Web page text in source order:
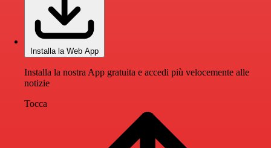
Installa la Web App
Installa la nostra App gratuita e accedi più velocemente alle
notizie
Tocca